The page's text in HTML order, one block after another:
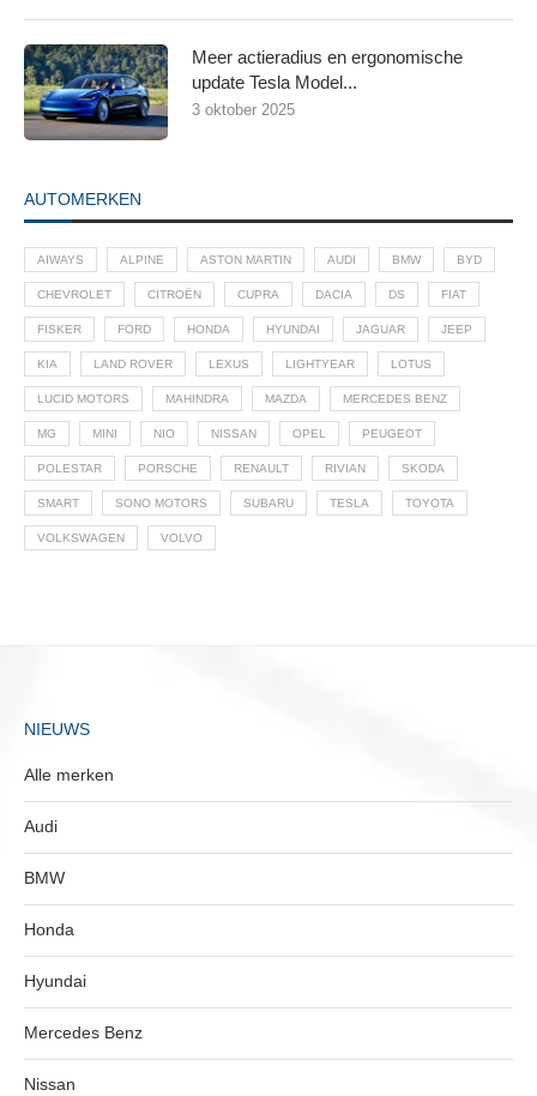
Meer actieradius en ergonomische
update Tesla Model...
3 oktober 2025
AUTOMERKEN
AIWAYS ALPINE ASTON MARTIN AUDI BMW BYD
CHEVROLET CITROËN CUPRA DACIA DS FIAT
FISKER FORD HONDA HYUNDAI JAGUAR JEEP
KIA LAND ROVER LEXUS LIGHTYEAR LOTUS
LUCID MOTORS MAHINDRA MAZDA MERCEDES BENZ
MG MINI NIO NISSAN OPEL PEUGEOT
POLESTAR PORSCHE RENAULT RIVIAN SKODA
SMART SONO MOTORS SUBARU TESLA TOYOTA
VOLKSWAGEN VOLVO
NIEUWS
Alle merken
Audi
BMW
Honda
Hyundai
Mercedes Benz
Nissan